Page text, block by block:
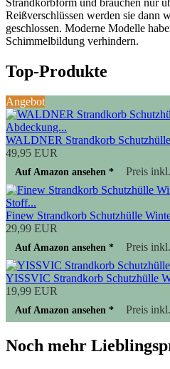
Strandkorbform und brauchen nur
Reißverschlüssen werden sie dann
geschlossen. Moderne Modelle
Schimmelbildung verhindern.
Top-Produkte
Angebot
WALDNER Strandkorb
49,95 EUR
Auf Amazon ansehen * Preis
Finew Strandkorb Schutzhülle
29,99 EUR
Auf Amazon ansehen * Preis
YISSVIC Strandkorb Schutzhülle
19,99 EUR
Auf Amazon ansehen * Preis
Noch mehr